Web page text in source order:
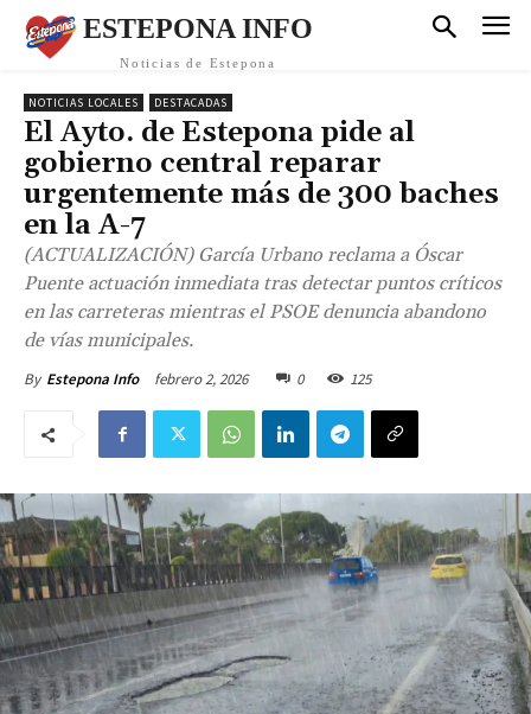
ESTEPONA INFO
Noticias de Estepona
NOTICIAS LOCALES DESTACADAS
El Ayto. de Estepona pide al
gobierno central reparar
urgentemente más de 300 baches
en la A-7
(ACTUALIZACIÓN) García Urbano reclama a Óscar
Puente actuación inmediata tras detectar puntos críticos
en las carreteras mientras el PSOE denuncia abandono
de vías municipales.
By Estepona Info febrero 2, 2026 0 125